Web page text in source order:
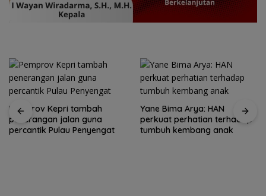
Pemprov Kepri tambah
penerangan jalan guna
percantik Pulau Penyengat
Yane Bima Arya: HAN
perkuat perhatian terhadap
tumbuh kembang anak